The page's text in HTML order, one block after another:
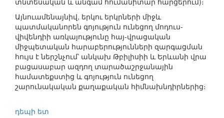
Այնուամենայնիվ, երկու երկրների միջև
պատմականորեն գոյություն ունեցող մոդուս-
վիվենդիի առկայությունը հայ-վրացական
միջպետական հարաբերությունների զարգացման
հույս է ներշնչում՝ անկախ Թբիլիսիի և Երևանի վրա
բացասաբար ազդող տարածաշրջանային
համատեքստից և գոյություն ունեցող
շարունակական քաղաքական հիմնախնդիրներից։
դեպի ետ